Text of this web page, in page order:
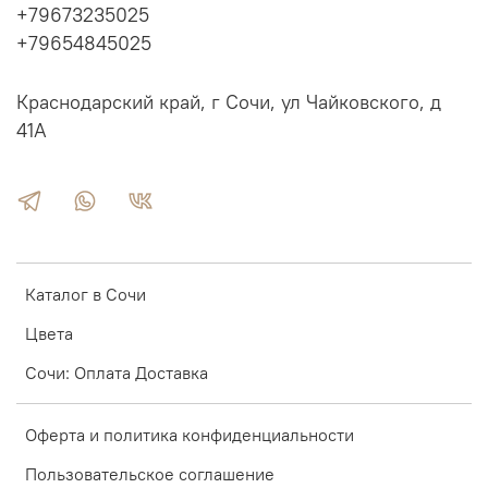
Каталог в Сочи
Цвета
Сочи: Оплата Доставка
Оферта и политика конфиденциальности
Пользовательское соглашение
+79673235025
+79654845025
Краснодарский край, г Сочи, ул Чайковского, д
41А